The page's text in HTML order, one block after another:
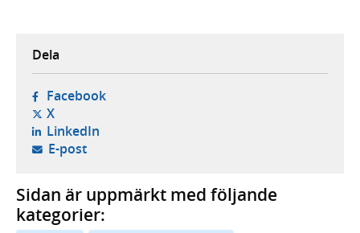
Dela
Facebook- öppnas i ny flik, extern webbplats,
X- öppnas i ny flik, extern webbplats,
LinkedIn- öppnas i ny flik, extern webbplats,
E-post- öppnar din e-postklient,
Sidan är uppmärkt med följande
kategorier: